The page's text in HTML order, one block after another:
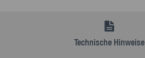
Technische Hinweise